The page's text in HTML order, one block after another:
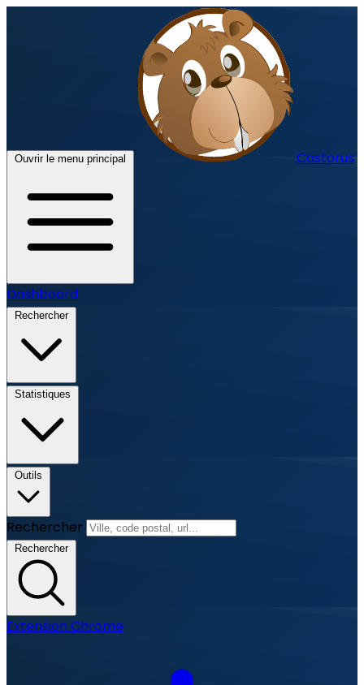
Ouvrir le menu principal Castorus
Dashboard
Rechercher
Statistiques
Outils
Rechercher
Rechercher
Extension Chrome